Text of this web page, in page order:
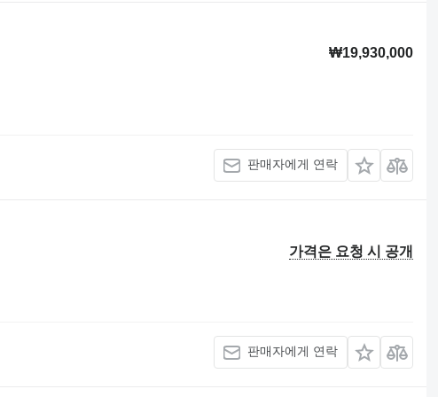
₩19,930,000
판매자에게 연락
가격은 요청 시 공개
판매자에게 연락